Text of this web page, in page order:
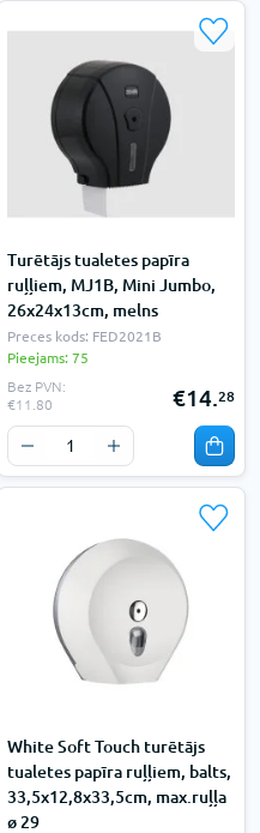
Turētājs tualetes papīra
ruļļiem, MJ1B, Mini Jumbo,
26x24x13cm, melns
Preces kods: FED2021B
Pieejams: 75
Bez PVN:
€11.80
€14.28
White Soft Touch turētājs
tualetes papīra ruļļiem, balts,
33,5x12,8x33,5cm, max.ruļļa
ø 29